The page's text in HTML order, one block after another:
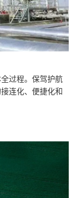
过程。保驾护航
连化、便捷化和